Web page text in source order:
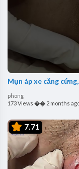
Mụn áp xe căng
phong
173 Views �� 2 months
7.71